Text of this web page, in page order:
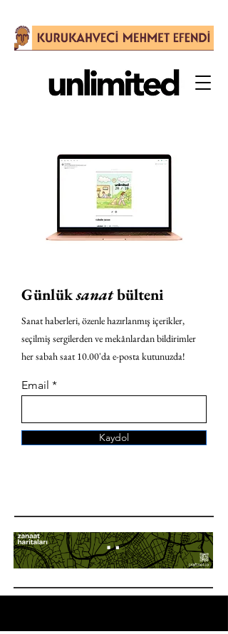
Günlüksanatbülteni
Sanat haberleri, özenle hazırlanmış içerikler,
seçilmiş sergilerden ve mekânlardan bildirimler
her sabah saat 10.00'da e-posta kutunuzda!
Email
Kaydol